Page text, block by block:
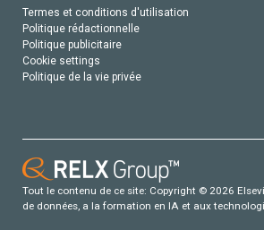
Termes et conditions d'utilisation
Politique rédactionnelle
Politique publicitaire
Cookie settings
Politique de la vie privée
Tout le contenu de ce site: Copyright © 2026
de données, a la formation en IA et aux